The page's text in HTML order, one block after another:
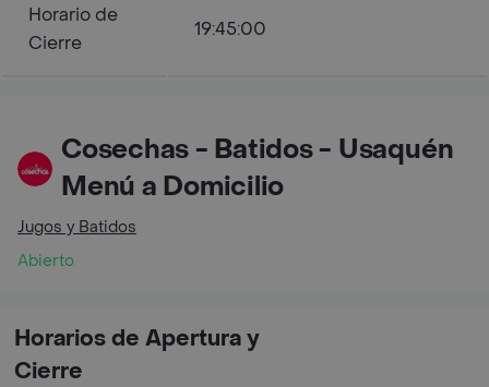
Horario de
Cierre
19:45:00
Cosechas - Batidos - Usaquén
Menú a Domicilio
Jugos y Batidos
Abierto
Horarios de Apertura y
Cierre